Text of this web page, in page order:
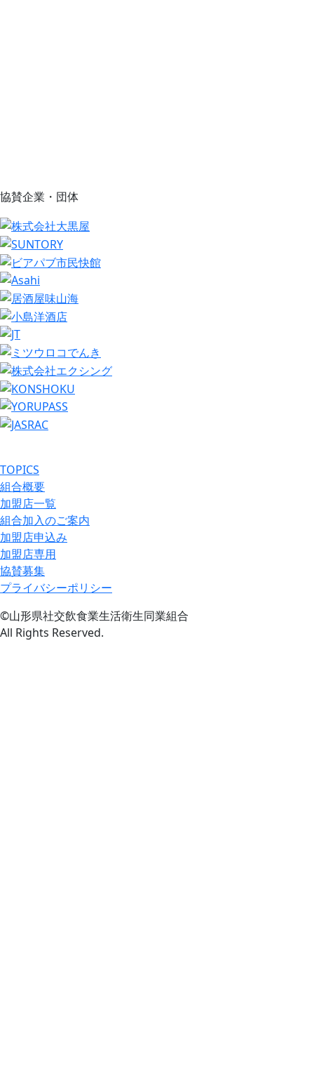
協賛企業・団体
TOPICS
組合概要
加盟店一覧
組合加入のご案内
加盟店申込み
加盟店専用
協賛募集
プライバシーポリシー
©山形県社交飲食業生活衛生同業組合
All Rights Reserved.